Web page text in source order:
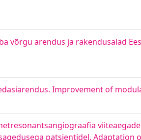
võrgu arendus ja rakendusalad
Improvement of
patsientidel. Adaptation